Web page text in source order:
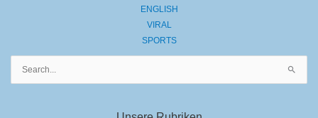
ENGLISH
VIRAL
SPORTS